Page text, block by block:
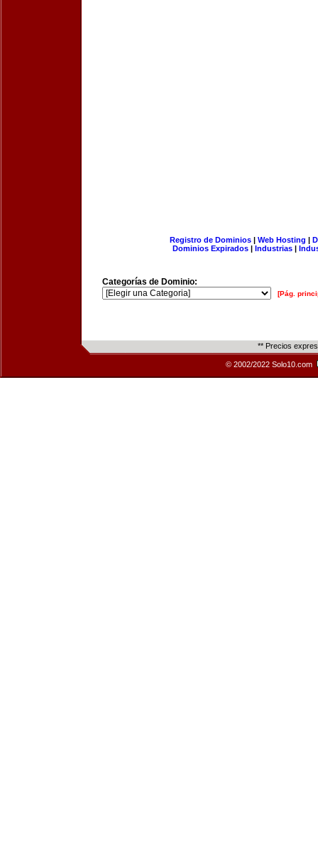
Registro de Dominios| Web Hosting |
Dominios Expirados | Industrias |
Categorías de Dominio:
[Pág.
** Precios
© 2002/2022 Solo10.com